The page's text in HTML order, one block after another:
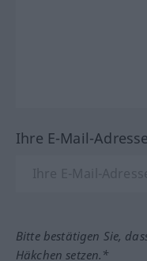
Ihre E-Mail-
Bitte bestätigen Sie,
Häkchen setzen.*